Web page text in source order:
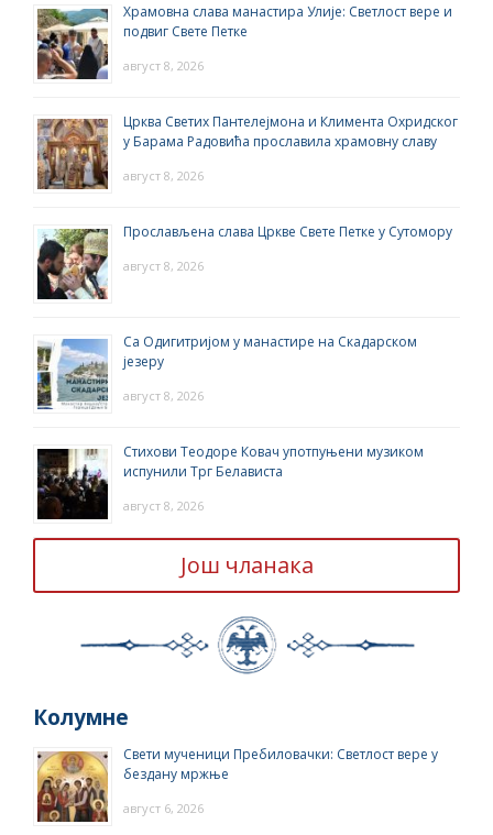
Храмовна слава манастира Улије: Светлост вере и
подвиг Свете Петке
август 8, 2026
Црква Светих Пантелејмона и Климента Охридског
у Барама Радовића прославила храмовну славу
август 8, 2026
Прослављена слава Цркве Свете Петке у Сутомору
август 8, 2026
Са Одигитријом у манастире на Скадарском
језеру
август 8, 2026
Стихови Теодоре Ковач употпуњени музиком
испунили Трг Белависта
август 8, 2026
Још чланака
Колумне
Свети мученици Пребиловачки: Светлост вере у
бездану мржње
август 6, 2026